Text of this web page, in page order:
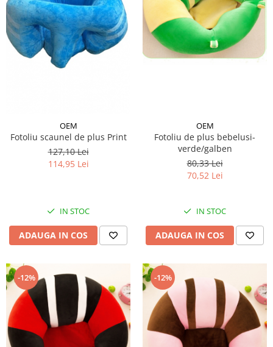
OEM
Fotoliu scaunel de plus Print
127,10 Lei
114,95 Lei
IN STOC
ADAUGA IN COS
OEM
Fotoliu de plus bebelusi-
verde/galben
80,33 Lei
70,52 Lei
IN STOC
ADAUGA IN COS
-12% -12%